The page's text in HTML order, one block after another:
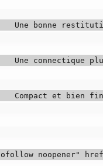
Une bonne
Une
Compact
noopener"